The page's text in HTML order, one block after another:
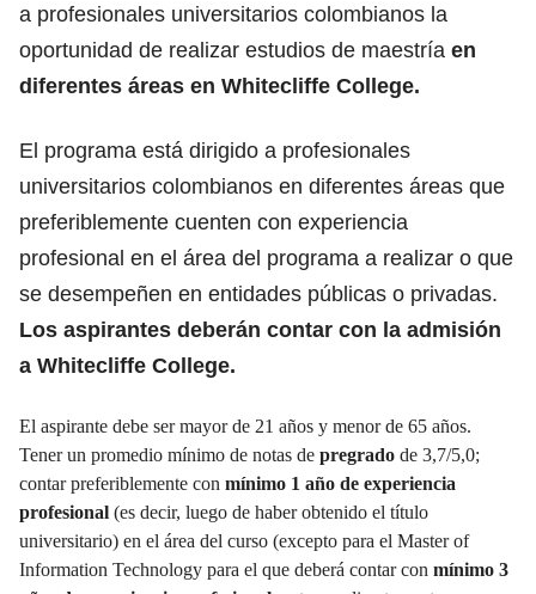
a profesionales universitarios colombianos la
oportunidad de realizar estudios de maestría en
diferentes áreas en Whitecliffe College.
El programa está dirigido a profesionales
universitarios colombianos en diferentes áreas que
preferiblemente cuenten con experiencia
profesional en el área del programa a realizar o que
se desempeñen en entidades públicas o privadas.
Los aspirantes deberán contar con la admisión
a Whitecliffe College.
El aspirante debe ser mayor de 21 años y menor de 65 años.
Tener un promedio mínimo de notas de pregrado de 3,7/5,0;
contar preferiblemente con mínimo 1 año de experiencia
profesional (es decir, luego de haber obtenido el título
universitario) en el área del curso (excepto para el Master of
Information Technology para el que deberá contar con mínimo 3